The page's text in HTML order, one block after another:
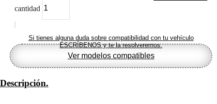
cantidad
Si tienes alguna duda sobre compatibilidad con tu vehículo
ESCRÍBENOS y te la resolveremos.
Ver modelos compatibles
Descripción.